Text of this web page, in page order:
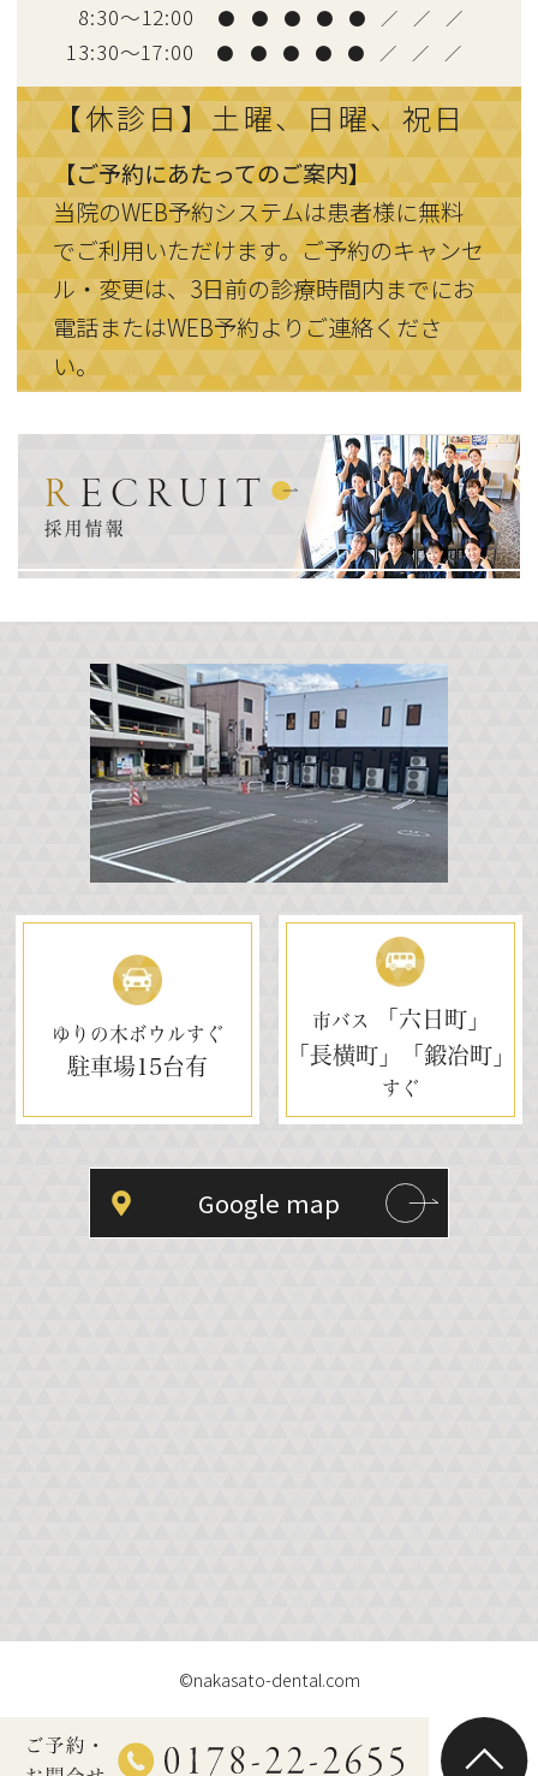
8:30～12:00 ● ● ● ● ● ／ ／ ／
13:30〜17:00 ● ● ● ● ● ／ ／ ／
【休診日】土曜、日曜、祝日
【ご予約にあたってのご案内】
当院のWEB予約システムは患者様に無料
でご利用いただけます。ご予約のキャンセ
ル・変更は、3日前の診療時間内までにお
電話またはWEB予約よりご連絡くださ
い。
RECRUIT
採用情報
Google map
ゆりの木ボウルすぐ
駐車場15台有
市バス
「六日町」
「長横町」「鍛冶町」
すぐ
©nakasato-dental.com